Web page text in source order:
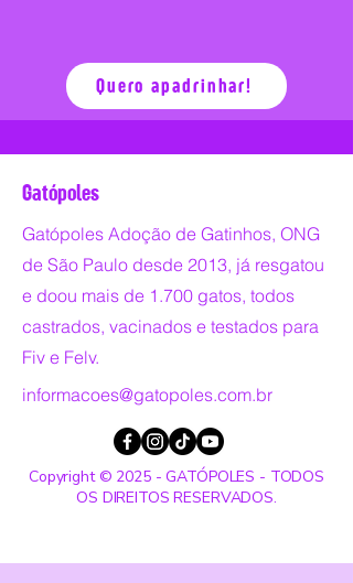
Quero apadrinhar!
Gatópoles
Gatópoles Adoção de Gatinhos, ONG
de São Paulo desde 2013, já resgatou
e doou mais de 1.700 gatos, todos
castrados, vacinados e testados para
Fiv e Felv.
informacoes@gatopoles.com.br
Copyright © 2025 - GATÓPOLES - TODOS
OS DIREITOS RESERVADOS.